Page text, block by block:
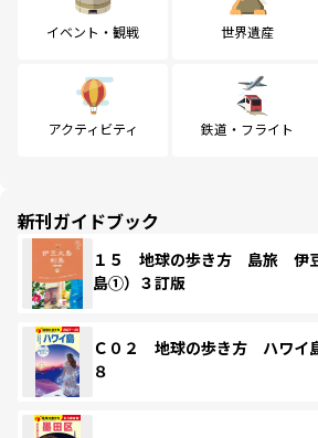
イベント・観戦 世界遺産
アクティビティ 鉄道・フライト
新刊ガイドブック
１５ 地球の歩き方 島旅 伊
島①）３訂版
Ｃ０２ 地球の歩き方 ハワイ
８